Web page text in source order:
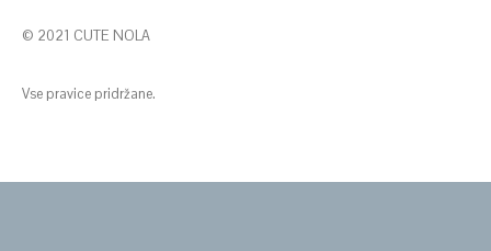
© 2021 CUTE NOLA
Vse pravice pridržane.